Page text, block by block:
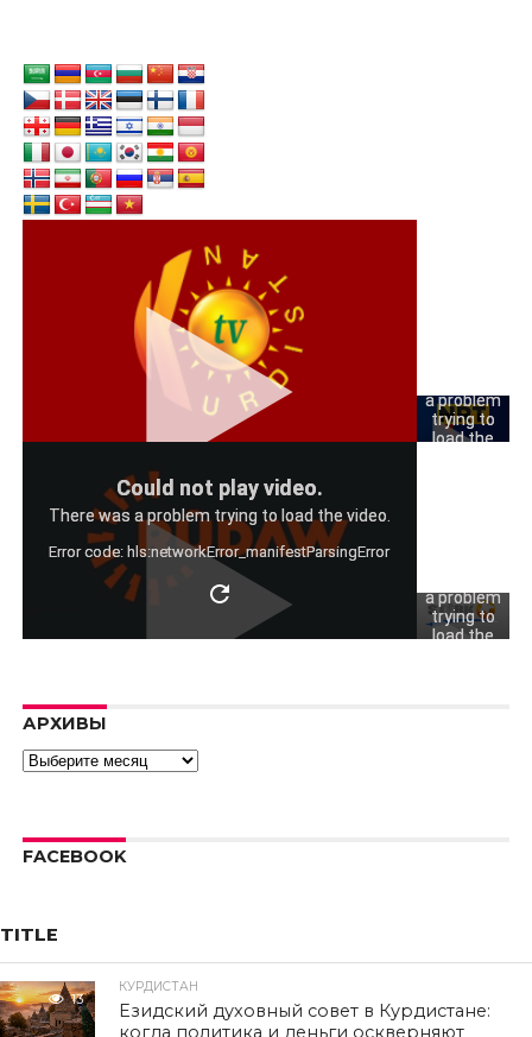
a problem
trying to
load the
Could not play video.
There was a problem trying to load the video.
Error code: hls:networkError_manifestParsingError
a problem
trying to
load the
АРХИВЫ
Архивы
FACEBOOK
TITLE
13
КУРДИСТАН
Езидский духовный совет в Курдистане:
когда политика и деньги оскверняют